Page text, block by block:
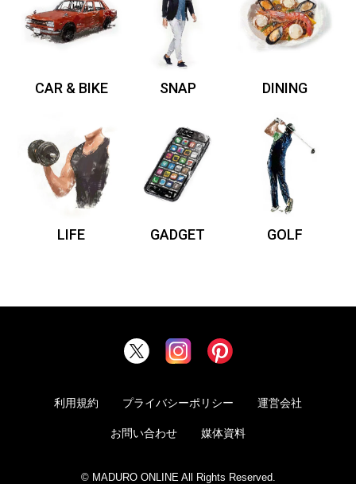
CAR & BIKE SNAP DINING
LIFE GADGET GOLF
利用規約 プライバシーポリシー 運営会社
お問い合わせ 媒体資料
© MADURO ONLINE All Rights Reserved.